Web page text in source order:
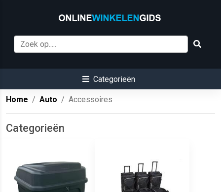
Categorieën
Home Auto Accessoires
Categorieën